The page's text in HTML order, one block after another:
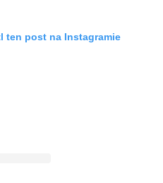
ten post na Instagramie